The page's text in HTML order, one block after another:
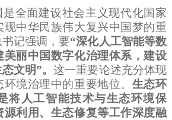
全面建设社会主义现代化国家
现中华民族伟大复兴中国梦的重
记强调，要“深化人工智能等数
美丽中国数字化治理体系，建设
文明”。这一重要论述充分体现
境治理中的重要地位。 生态环
将人工智能技术与生态环境保
源利用、生态修复等工作深度融